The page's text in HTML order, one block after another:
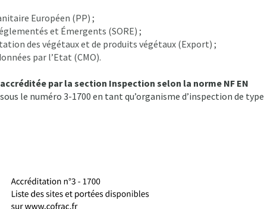
Européen (PP) ;
et Émergents (SORE) ;
des végétaux et de produits végétaux (Export) ;
par l’Etat (CMO).
accréditée par la section Inspection selon la norme NF EN
le numéro 3-1700 en tant qu’organisme d’inspection de type